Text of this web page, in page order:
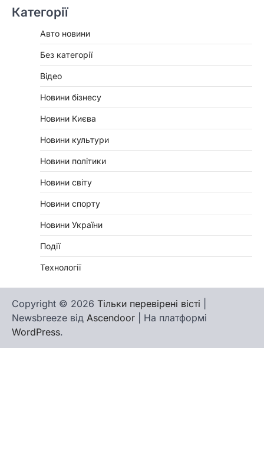
Категорії
Авто новини
Без категорії
Відео
Новини бізнесу
Новини Києва
Новини культури
Новини політики
Новини світу
Новини спорту
Новини України
Події
Технології
Copyright © 2026 Тільки перевірені вісті
Newsbreeze від Ascendoor | На платформі
WordPress.